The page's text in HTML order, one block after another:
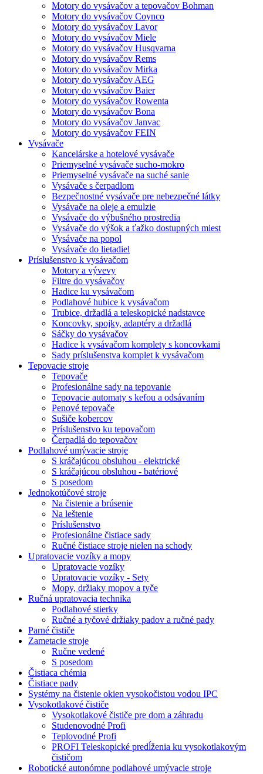
Motory do vysávačov a tepovačov Bohman
Motory do vysávačov Coynco
Motory do vysávačov Lavor
Motory do vysávačov Miele
Motory do vysávačov Husqvarna
Motory do vysávačov Rems
Motory do vysávačov Mirka
Motory do vysávačov AEG
Motory do vysávačov Baier
Motory do vysávačov Rowenta
Motory do vysávačov Bona
Motory do vysávačov Janvac
Motory do vysávačov FEIN
Vysávače
Kancelárske a hotelové vysávače
Priemyselné vysávače sucho-mokro
Priemyselné vysávače na suché sanie
Vysávače s čerpadlom
Bezpečnostné vysávače pre nebezpečné látky
Vysávače na oleje a emulzie
Vysávače do výbušného prostredia
Vysávače do výšok a ťažko dostupných miest
Vysávače na popol
Vysávače do lietadiel
Príslušenstvo k vysávačom
Motory a vývevy
Filtre do vysávačov
Hadice ku vysávačom
Podlahové hubice k vysávačom
Trubice, držadlá a teleskopické nadstavce
Koncovky, spojky, adaptéry a držadlá
Sáčky do vysávačov
Hadice k vysávačom komplety s koncovkami
Sady príslušenstva komplet k vysávačom
Tepovacie stroje
Tepovače
Profesionálne sady na tepovanie
Tepovacie automaty s kefou a odsávaním
Penové tepovače
Sušiče kobercov
Príslušenstvo ku tepovačom
Čerpadlá do tepovačov
Podlahové umývacie stroje
S kráčajúcou obsluhou - elektrické
S kráčajúcou obsluhou - batériové
S posedom
Jednokotúčové stroje
Na čistenie a brúsenie
Na leštenie
Príslušenstvo
Profesionálne čistiace sady
Ručné čistiace stroje nielen na schody
Upratovacie vozíky a mopy
Upratovacie vozíky
Upratovacie vozíky - Sety
Mopy, držiaky mopov a tyče
Ručná upratovacia technika
Podlahové stierky
Ručné a tyčové držiaky padov a ručné pady
Parné čističe
Zametacie stroje
Ručne vedené
S posedom
Čistiaca chémia
Čistiace pady
Systémy na čistenie okien vysokočistou vodou IPC
Vysokotlakové čističe
Vysokotlakové čističe pre dom a záhradu
Studenovodné Profi
Teplovodné Profi
PROFI Teleskopické predĺženia ku vysokotlakovým
čističom
Robotické autonómne podlahové umývacie stroje